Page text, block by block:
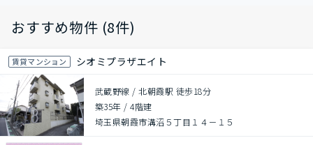
おすすめ物件 (8件)
賃貸マンション シオミプラザエイト
武蔵野線 / 北朝霞駅 徒歩18分
築35年 /4階建
埼玉県朝霞市溝沼５丁目１４－１５